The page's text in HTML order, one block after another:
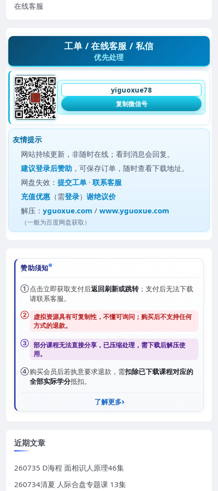
在线客服
工单 / 在线客服 / 私信
优先处理
yiguoxue78
复制微信号
友情提示
网站持续更新，非随时在线；看到消息会回复。
建议登录后赞助 ，可保存订单，随时查看下载地址。
网盘失效：提交工单 ·联系客服
充值优惠 （需登录）谢绝议价
解压：yguoxue.com /www.yguoxue.com
（一般为百度网盘获取）
赞助须知
① 点击立即获取支付后返回刷新或跳转；支付后无法下载
请联系客服。
② 虚拟资源具有可复制性，不懂可询问；购买后不支持任何
方式的退款。
③ 部分课程无法直接分享，已压缩处理，需下载后解压使
用。
④购买会员后若执意要求退款，需扣除已下载课程对应的
全部实际学分抵扣。
了解更多
近期文章
260735 D海程 面相识人原理46集
260734清夏 人际合盘专题课 13集